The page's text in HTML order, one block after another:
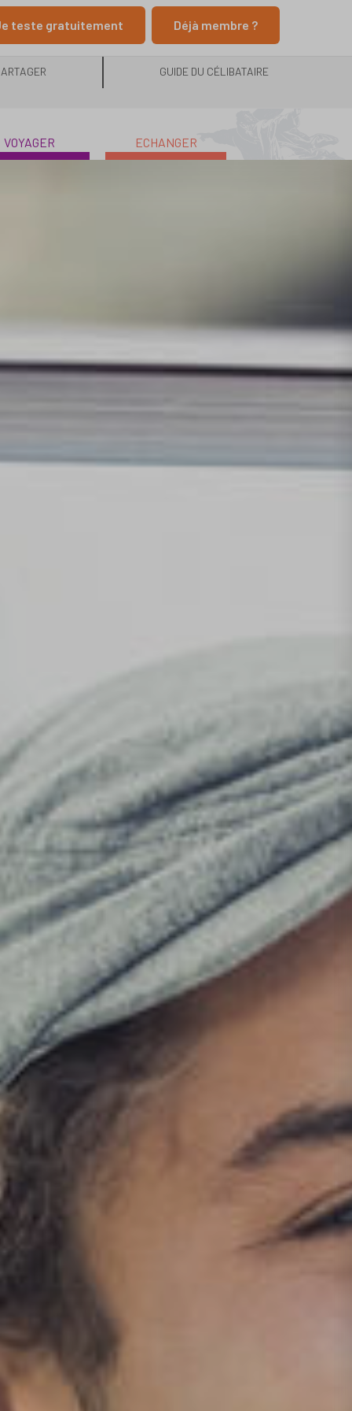
teste gratuitement Déjà membre ?
GUIDE DU CÉLIBATAIRE
VOYAGER ECHANGER